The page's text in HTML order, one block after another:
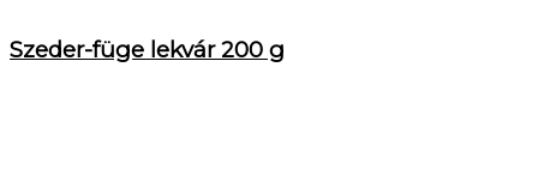
Szeder-füge lekvár 200 g